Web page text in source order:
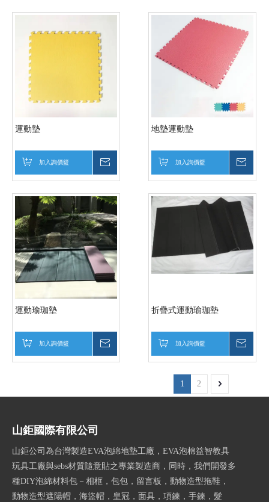
運動墊
加入詢價籃
地墊運動墊
加入詢價籃
運動瑜珈墊
加入詢價籃
折疊式運動瑜珈墊
加入詢價籃
1 2
山鉅國際有限公司
山鉅公司為台灣製造EVA泡綿地墊工廠，EVA泡棉益智教具
玩具工廠與sebs材質隨意貼之專業製造商，同時，我們開發多
種DIY泡綿材料包－相框，包包，留言板，動物造型拖鞋，
動物造型遮陽帽，海盜帽，皇冠，面具，項鍊，手鍊，髮